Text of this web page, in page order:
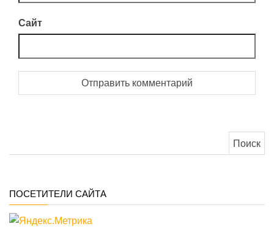
Сайт
ПОСЕТИТЕЛИ САЙТА